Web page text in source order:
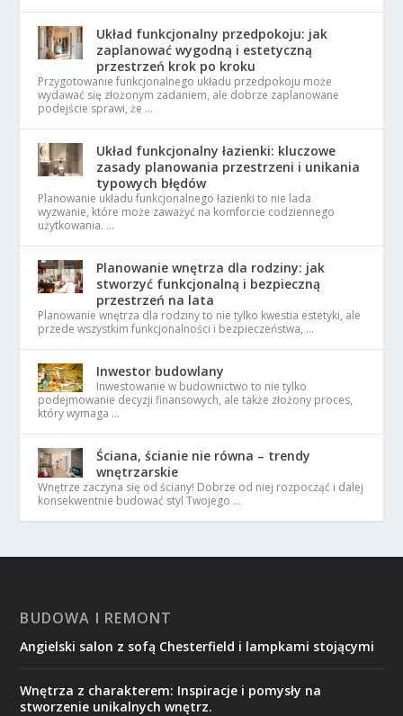
Układ funkcjonalny przedpokoju: jak
zaplanować wygodną i estetyczną
przestrzeń krok po kroku
Przygotowanie funkcjonalnego układu przedpokoju może
wydawać się złożonym zadaniem, ale dobrze zaplanowane
podejście sprawi, że …
Układ funkcjonalny łazienki: kluczowe
zasady planowania przestrzeni i unikania
typowych błędów
Planowanie układu funkcjonalnego łazienki to nie lada
wyzwanie, które może zaważyć na komforcie codziennego
użytkowania. …
Planowanie wnętrza dla rodziny: jak
stworzyć funkcjonalną i bezpieczną
przestrzeń na lata
Planowanie wnętrza dla rodziny to nie tylko kwestia estetyki, ale
przede wszystkim funkcjonalności i bezpieczeństwa, …
Inwestor budowlany
Inwestowanie w budownictwo to nie tylko
podejmowanie decyzji finansowych, ale także złożony proces,
który wymaga …
Ściana, ścianie nie równa – trendy
wnętrzarskie
Wnętrze zaczyna się od ściany! Dobrze od niej rozpocząć i dalej
konsekwentnie budować styl Twojego …
BUDOWA I REMONT
Angielski salon z sofą Chesterfield i lampkami stojącymi
Wnętrza z charakterem: Inspiracje i pomysły na
stworzenie unikalnych wnętrz.